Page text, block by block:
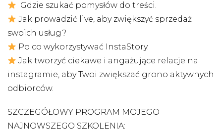
Gdzie szukać pomysłów do treści.
Jak prowadzić live, aby zwiększyć sprzedaż
swoich usług?
Po co wykorzystywać InstaStory.
Jak tworzyć ciekawe i angażujące relacje na
instagramie, aby Twoi zwiększać grono aktywnych
odbiorców.
SZCZEGÓŁOWY PROGRAM MOJEGO
NAJNOWSZEGO SZKOLENIA: